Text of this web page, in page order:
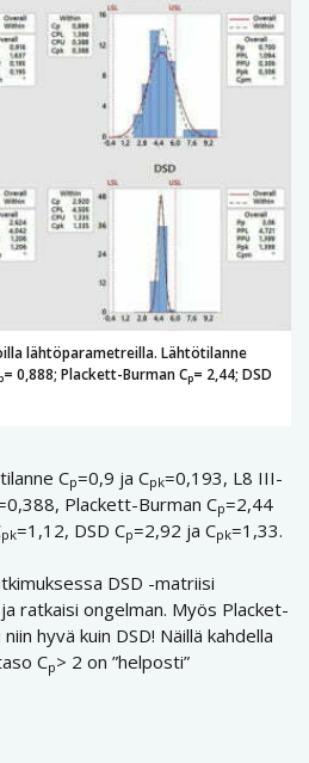
lähtöparametreilla. Lähtötilanne
= 0,888; Plackett-Burman Cp= 2,44; DSD
Cp=0,9 ja Cpk=0,193, L8 III-
Plackett-Burman Cp=2,44
pk=1,12, DSD Cp=2,92 ja Cpk=1,33.
DSD -matriisi
ratkaisi ongelman. Myös Placket-
hyvä kuin DSD! Näillä kahdella
Cp> 2 on ”helposti”